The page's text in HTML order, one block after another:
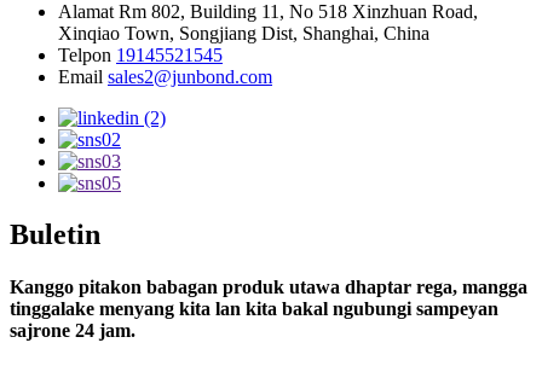
Alamat Rm 802, Building 11, No 518 Xinzhuan Road,
Xinqiao Town, Songjiang Dist, Shanghai, China
Telpon 19145521545
Email sales2@junbond.com
Buletin
Kanggo pitakon babagan produk utawa dhaptar rega, mangga
tinggalake menyang kita lan kita bakal ngubungi sampeyan
sajrone 24 jam.